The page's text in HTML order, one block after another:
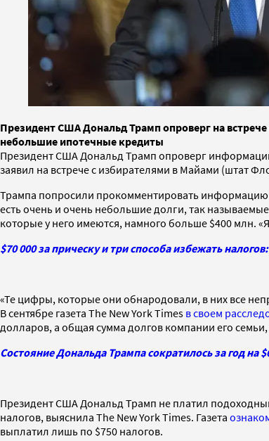
Президент США Дональд Трамп опроверг на
небольшие ипотечные кредиты
Президент США Дональд Трамп опроверг
заявил на встрече с избирателями в Майами (штат
Трампа попросили прокомментировать информацию
есть очень и очень небольшие долги, так
которые у него имеются, намного больше $400 млн.
$70 000 за прическу и три способа избежать
«Те цифры, которые они обнародовали, в них все
В сентябре газета The New York Times в своем
долларов, а общая сумма долгов компании его
Состояние Дональда Трампа сократилось за год на
Президент США Дональд Трамп не платил
налогов, выяснила The New York Times. Газета
выплатил лишь по $750 налогов.